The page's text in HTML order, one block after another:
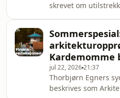
skrevet om
produktiv. Eller
journalist Alf Marius
med den
Hosted on Acast. See
acast.com/privacy
information.
Kardemomme
jul 22, 202621:37
Thorbjørn Egners
beskrives som